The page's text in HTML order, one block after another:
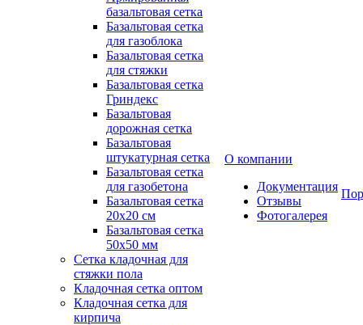
базальтовая сетка
Базальтовая сетка
для газоблока
Базальтовая сетка
для стяжки
Базальтовая сетка
Гриндекс
Базальтовая
дорожная сетка
Базальтовая
штукатурная сетка
Базальтовая сетка
для газобетона
Базальтовая сетка
20x20 см
Базальтовая сетка
50x50 мм
Сетка кладочная для
стяжки пола
Кладочная сетка оптом
Кладочная сетка для
кирпича
О компании
Документация
Отзывы
Фотогалерея